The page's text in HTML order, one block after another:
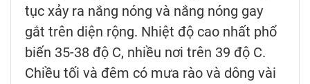
tục xảy ra nắng nóng và nắng nóng gay
gắt trên diện rộng. Nhiệt độ cao nhất phổ
biến 35-38 độ C, nhiều nơi trên 39 độ C.
Chiều tối và đêm có mưa rào và dông vài